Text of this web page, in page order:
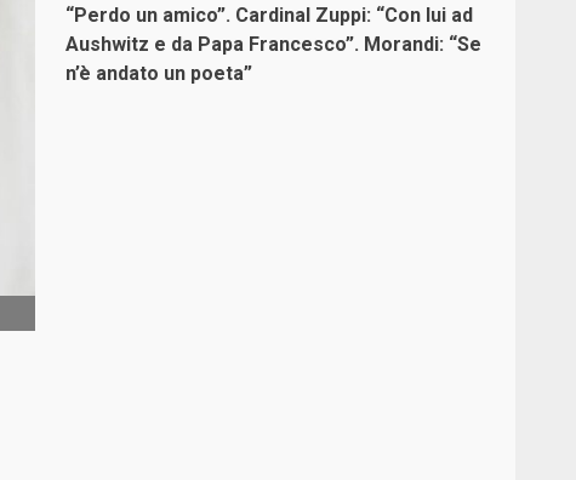
“Perdo un amico”. Cardinal Zuppi: “Con lui ad
Aushwitz e da Papa Francesco”. Morandi: “Se
n’è andato un poeta”